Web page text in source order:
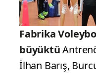
Fabrika
büyüktü
İlhan Barış,